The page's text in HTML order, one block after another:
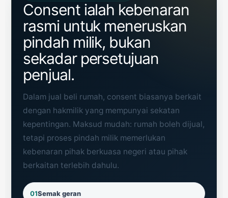
Consent ialah kebenaran
rasmi untuk meneruskan
pindah milik, bukan
sekadar persetujuan
penjual.
Dalam jual beli rumah, consent biasanya berkait
dengan hakmilik yang mempunyai sekatan
kepentingan. Maksud mudah: rumah boleh dijual,
tetapi proses pindah milik memerlukan
kebenaran pihak berkuasa negeri atau pihak
berkaitan terlebih dahulu.
01Semak geran